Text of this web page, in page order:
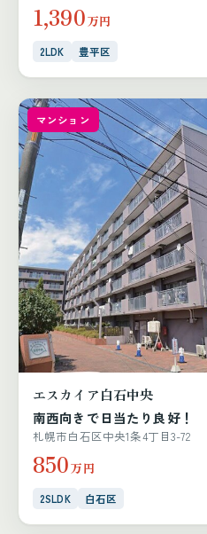
1,390万円
2LDK 豊平区
マンション
エスカイア白石中央
南西向きで日当たり良好！
札幌市白石区中央1条4丁目3-72
850万円
2SLDK 白石区